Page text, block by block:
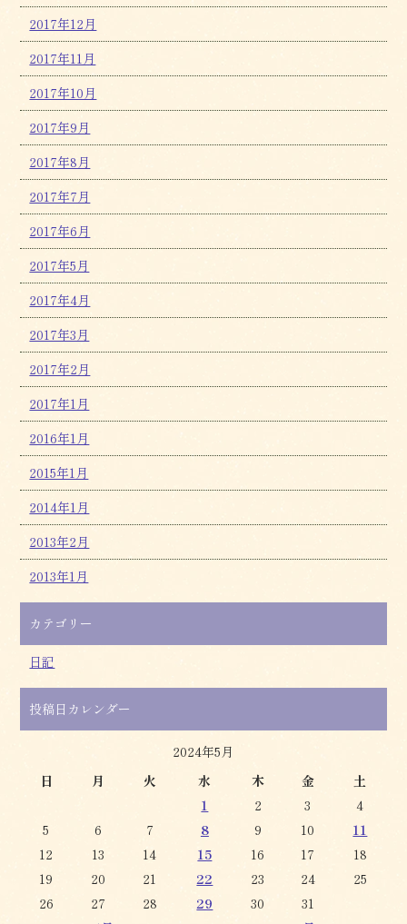
2017年12月
2017年11月
2017年10月
2017年9月
2017年8月
2017年7月
2017年6月
2017年5月
2017年4月
2017年3月
2017年2月
2017年1月
2016年1月
2015年1月
2014年1月
2013年2月
2013年1月
カテゴリー
日記
投稿日カレンダー
2024年5月
日
月 火 水 木 金 土
1 2 3
4
5
6 7 8 9 10
11
12
13 14 15 16 17
18
19
20 21 22 23 24
25
26
27 28 29 30 31